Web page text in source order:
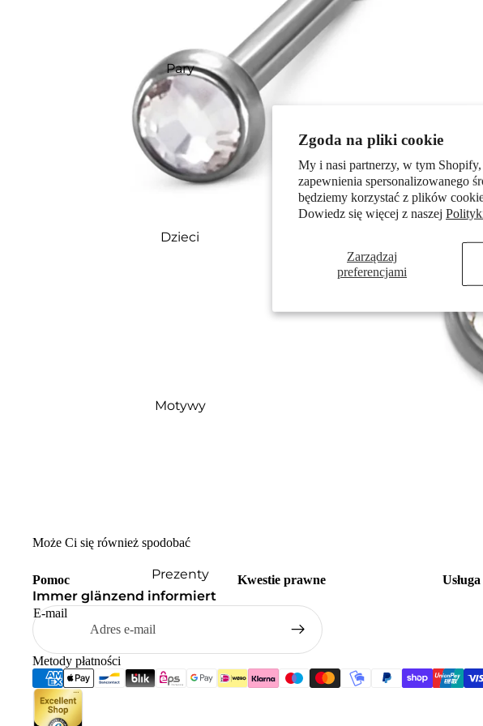
Zgoda na pliki cookie
My i nasi partnerzy, w tym
zapewnienia spersonalizowanego
będziemy korzystać z plików
Dowiedz się więcej z naszej
Zarządzaj
preferencjami
Pary
Dzieci
Motywy
Prezenty
Może Ci się również spodobać
Pomoc Kwestie prawne Usługa
Immer glänzend informiert
E-mail
Metody płatności